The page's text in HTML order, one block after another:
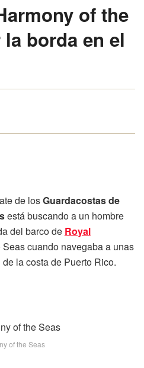
of the
borda en el
de losGuardacostas de
está buscando a un hombre
del barco de Royal
Seas cuando navegaba a unas
la costa de Puerto Rico.
of the Seas